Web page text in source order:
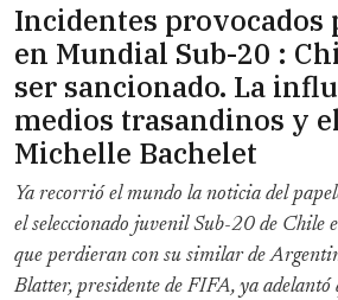
Incidentes provocados
en Mundial Sub-20 :
ser sancionado. La
medios trasandinos y
Michelle Bachelet
Ya recorrió el mundo la noticia del
el seleccionado juvenil Sub-20 de Chile
que perdieran con su similar de
Blatter, presidente de FIFA, ya adelantó